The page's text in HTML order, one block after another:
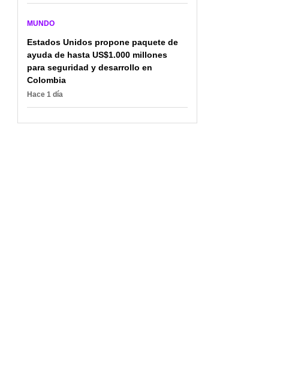
MUNDO
Estados Unidos propone paquete de
ayuda de hasta US$1.000 millones
para seguridad y desarrollo en
Colombia
Hace 1 día